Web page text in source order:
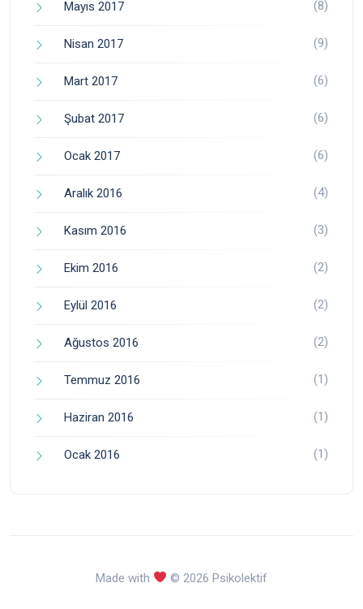
Mayıs 2017 (8)
Nisan 2017 (9)
Mart 2017 (6)
Şubat 2017 (6)
Ocak 2017 (6)
Aralık 2016 (4)
Kasım 2016 (3)
Ekim 2016 (2)
Eylül 2016 (2)
Ağustos 2016 (2)
Temmuz 2016 (1)
Haziran 2016 (1)
Ocak 2016 (1)
Made with © 2026 Psikolektif